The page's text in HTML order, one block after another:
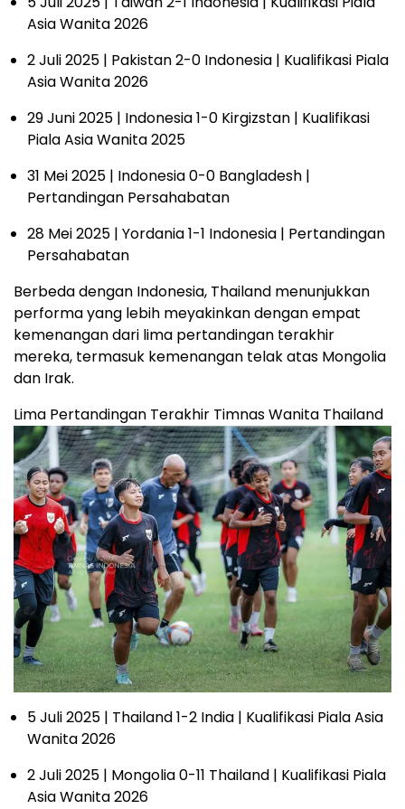
Asia Wanita 2026
2 Juli 2025 | Pakistan 2-0 Indonesia | Kualifikasi Piala
Asia Wanita 2026
29 Juni 2025 | Indonesia 1-0 Kirgizstan | Kualifikasi
Piala Asia Wanita 2025
31 Mei 2025 | Indonesia 0-0 Bangladesh |
Pertandingan Persahabatan
28 Mei 2025 | Yordania 1-1 Indonesia | Pertandingan
Persahabatan
Berbeda dengan Indonesia, Thailand menunjukkan
performa yang lebih meyakinkan dengan empat
kemenangan dari lima pertandingan terakhir
mereka, termasuk kemenangan telak atas Mongolia
dan Irak.
Lima Pertandingan Terakhir Timnas Wanita Thailand
5 Juli 2025 | Thailand 1-2 India | Kualifikasi Piala Asia
Wanita 2026
2 Juli 2025 | Mongolia 0-11 Thailand | Kualifikasi Piala
Asia Wanita 2026